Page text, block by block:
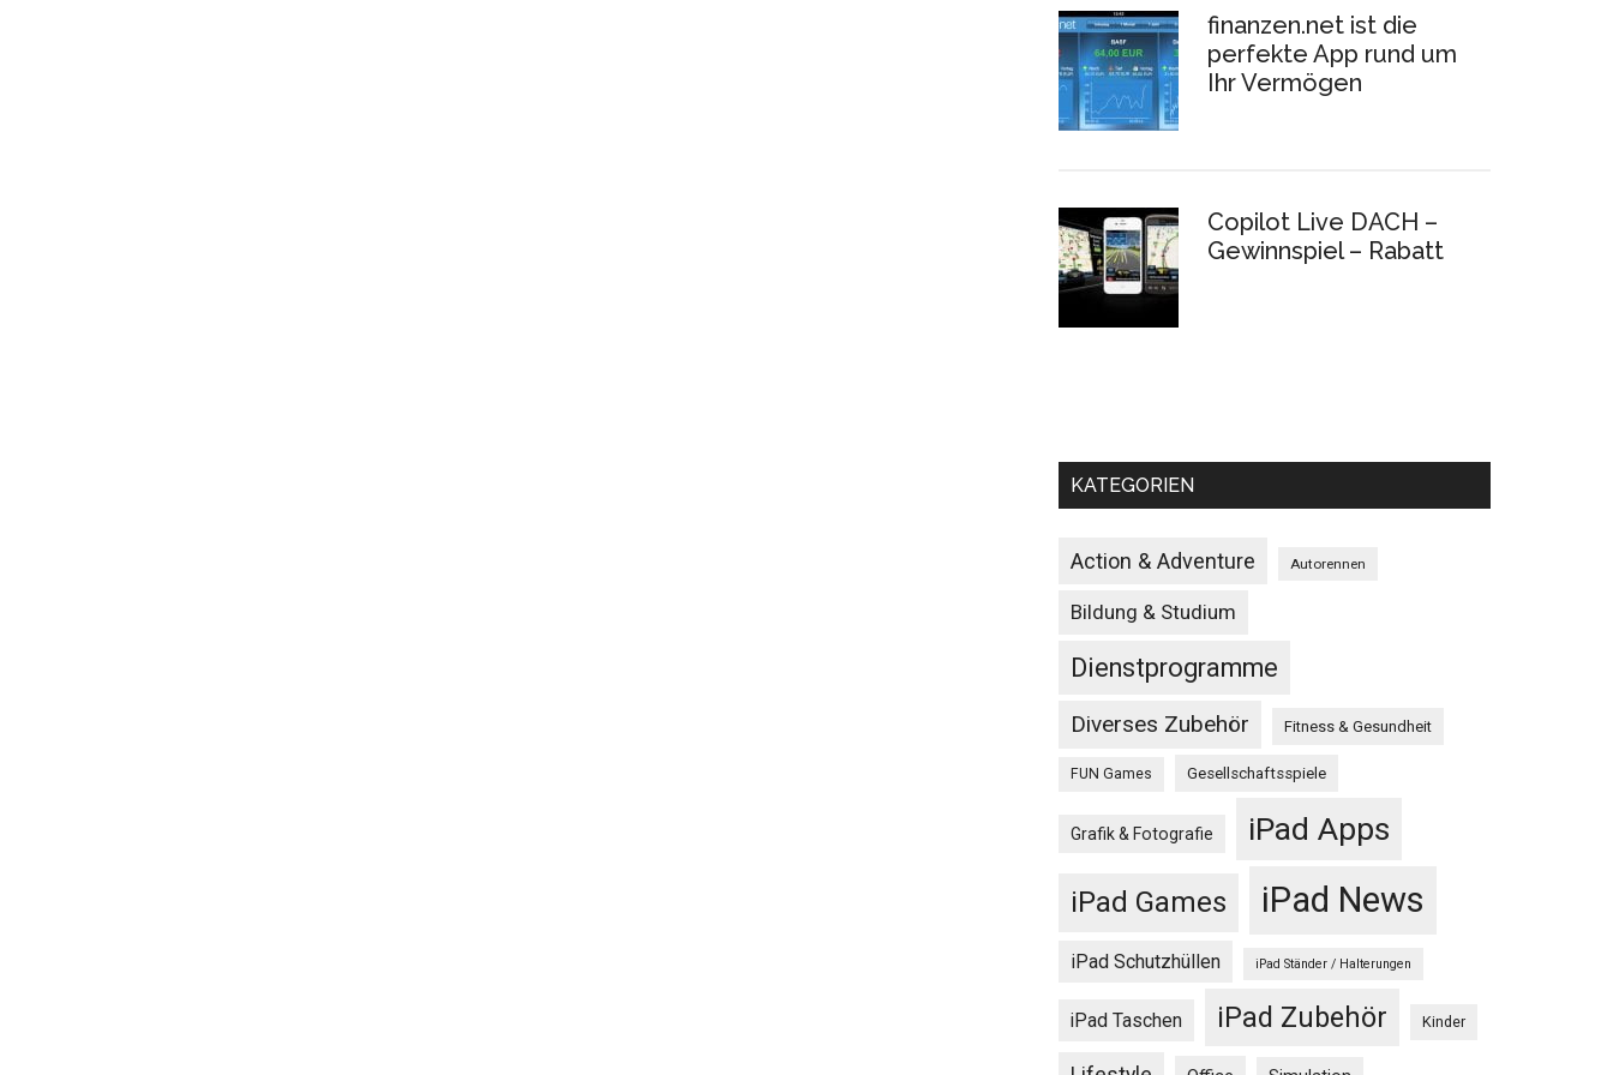
finanzen.net ist die
perfekte App rund um
Ihr Vermögen
Copilot Live DACH –
Gewinnspiel – Rabatt
KATEGORIEN
Action & Adventure Autorennen
Bildung & Studium
Dienstprogramme
Diverses Zubehör Fitness & Gesundheit
FUN Games Gesellschaftsspiele
Grafik & Fotografie iPad Apps
iPad Games iPad News
iPad Schutzhüllen iPad Ständer / Halterungen
iPad Taschen iPad Zubehör Kinder